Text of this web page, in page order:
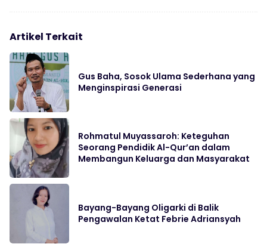
Artikel Terkait
Gus Baha, Sosok Ulama Sederhana yang
Menginspirasi Generasi
Rohmatul Muyassaroh: Keteguhan
Seorang Pendidik Al-Qur’an dalam
Membangun Keluarga dan Masyarakat
Bayang-Bayang Oligarki di Balik
Pengawalan Ketat Febrie Adriansyah